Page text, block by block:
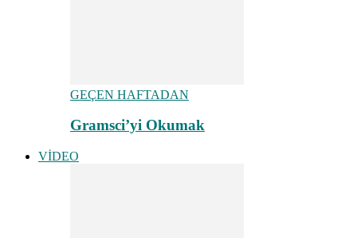
GEÇEN HAFTADAN
Gramsci’yi Okumak
VİDEO